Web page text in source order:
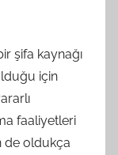
şifa kaynağı
için
faaliyetleri
de oldukça